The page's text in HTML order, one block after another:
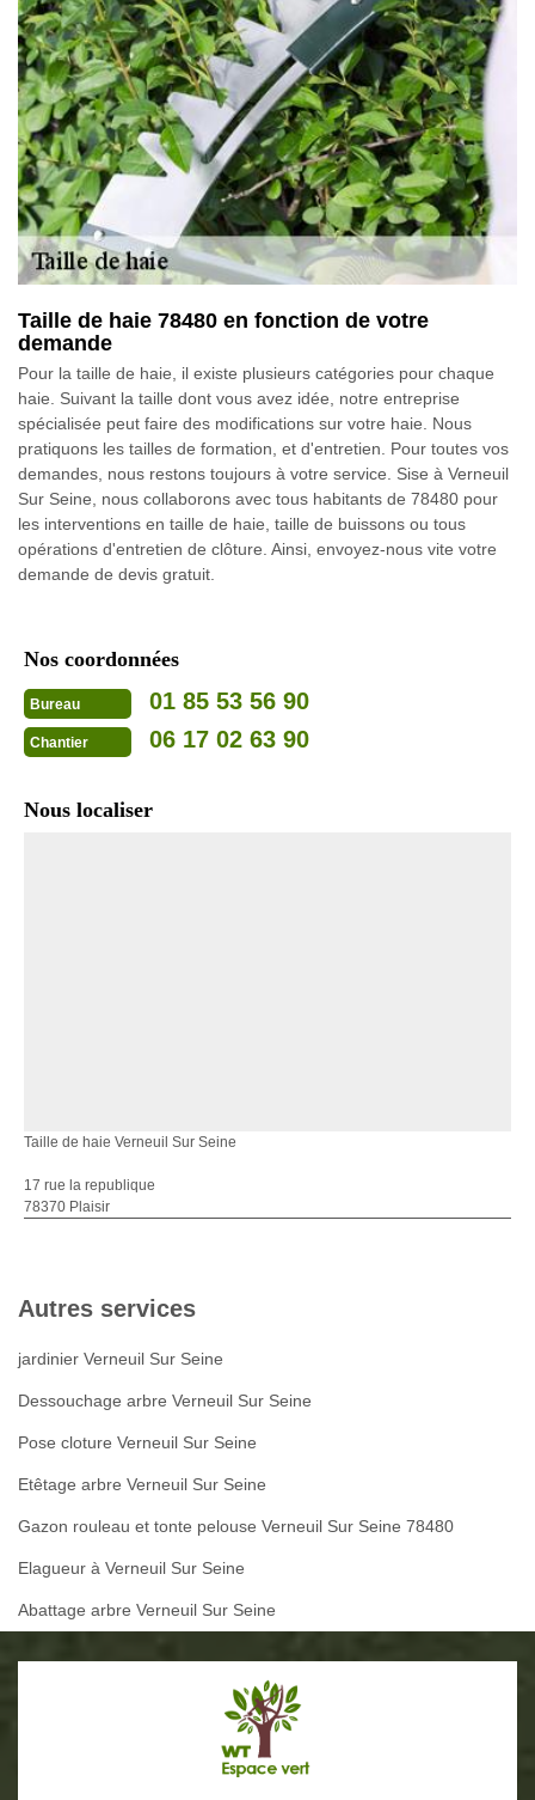
Taille de haie 78480 en fonction de votre
demande
Pour la taille de haie, il existe plusieurs catégories pour chaque
haie. Suivant la taille dont vous avez idée, notre entreprise
spécialisée peut faire des modifications sur votre haie. Nous
pratiquons les tailles de formation, et d'entretien. Pour toutes vos
demandes, nous restons toujours à votre service. Sise à Verneuil
Sur Seine, nous collaborons avec tous habitants de 78480 pour
les interventions en taille de haie, taille de buissons ou tous
opérations d'entretien de clôture. Ainsi, envoyez-nous vite votre
demande de devis gratuit.
Nos coordonnées
Bureau 01 85 53 56 90
Chantier 06 17 02 63 90
Nous localiser
Taille de haie Verneuil Sur Seine
17 rue la republique
78370 Plaisir
Autres services
jardinier Verneuil Sur Seine
Dessouchage arbre Verneuil Sur Seine
Pose cloture Verneuil Sur Seine
Etêtage arbre Verneuil Sur Seine
Gazon rouleau et tonte pelouse Verneuil Sur Seine 78480
Elagueur à Verneuil Sur Seine
Abattage arbre Verneuil Sur Seine